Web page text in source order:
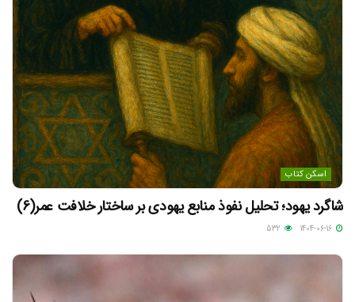
اسکن کتاب
شاگرد یهود؛ تحلیل نفوذ منابع یهودی بر ساختار خلافت عمر(6)